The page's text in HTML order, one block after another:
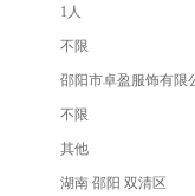
1人
不限
邵阳市卓盈服饰有限
不限
其他
湖南 邵阳 双清区